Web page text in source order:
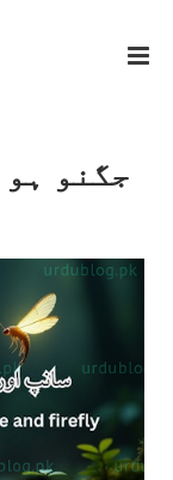
جگنو